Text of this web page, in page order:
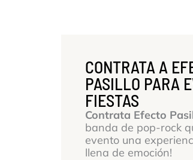
CONTRATA A
PASILLO PARA
FIESTAS
Contrata Efecto
banda de pop-rock
evento una
llena de emoción!